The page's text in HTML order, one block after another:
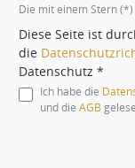
Die mit einem Stern
Diese Seite ist
die
Datenschutz *
Ich habe die
und die AGB